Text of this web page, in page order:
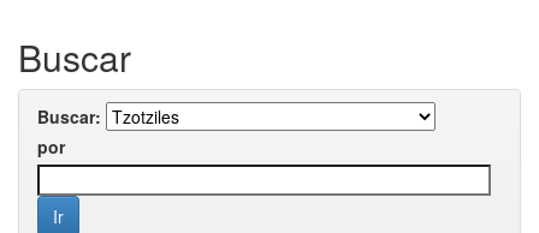
Buscar
Buscar:
por